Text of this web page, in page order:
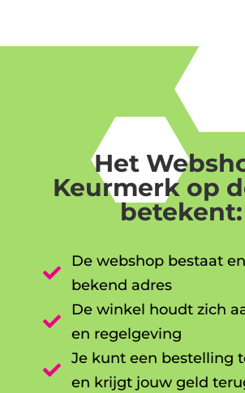
Het
Keurmerk op
betekent:

De webshop bestaat
bekend adres

De winkel houdt zich
en regelgeving

Je kunt een bestelling
en krijgt jouw geld